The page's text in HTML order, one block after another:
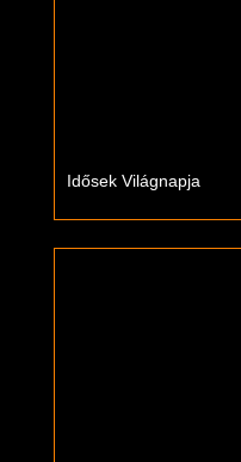
Idősek Világnapja